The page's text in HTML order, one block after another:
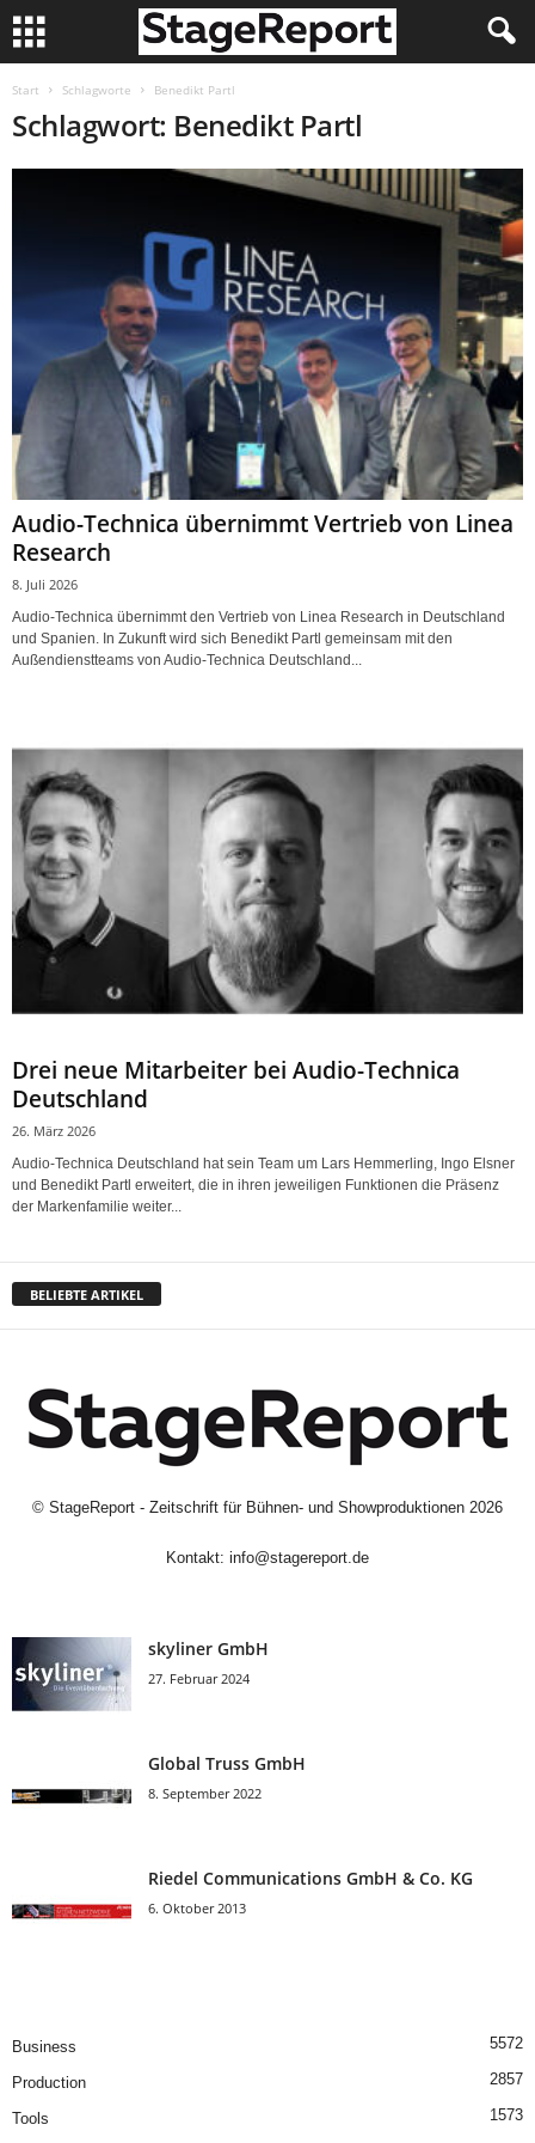
Start Schlagworte Benedikt Partl
Schlagwort: Benedikt Partl
Audio-Technica übernimmt Vertrieb von Linea
Research
8. Juli 2026
Audio-Technica übernimmt den Vertrieb von Linea Research in Deutschland
und Spanien. In Zukunft wird sich Benedikt Partl gemeinsam mit den
Außendienstteams von Audio-Technica Deutschland...
Drei neue Mitarbeiter bei Audio-Technica
Deutschland
26. März 2026
Audio-Technica Deutschland hat sein Team um Lars Hemmerling, Ingo Elsner
und Benedikt Partl erweitert, die in ihren jeweiligen Funktionen die Präsenz
der Markenfamilie weiter...
BELIEBTE ARTIKEL
© StageReport - Zeitschrift für Bühnen- und Showproduktionen 2026
Kontakt: info@stagereport.de
skyliner GmbH
27. Februar 2024
Global Truss GmbH
8. September 2022
Riedel Communica­tions GmbH & Co. KG
6. Oktober 2013
Business 5572
Production 2857
Tools
1573